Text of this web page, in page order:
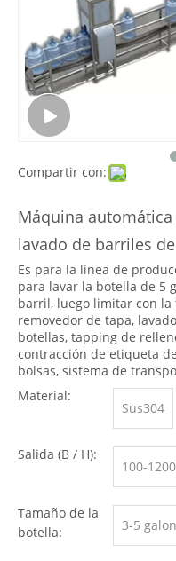
Compartir con:
Máquina
lavado de barriles
Es para la línea de
para lavar la botella de 5
barril, luego limitar con
removedor de tapa,
botellas, tapping de
contracción de etiqueta
bolsas, sistema de
Material:
Sus304
Salida (B / H):
100-
Tamaño de la
botella:
3-5